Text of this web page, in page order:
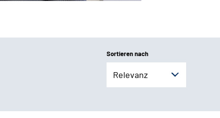
Sortieren nach
Relevanz